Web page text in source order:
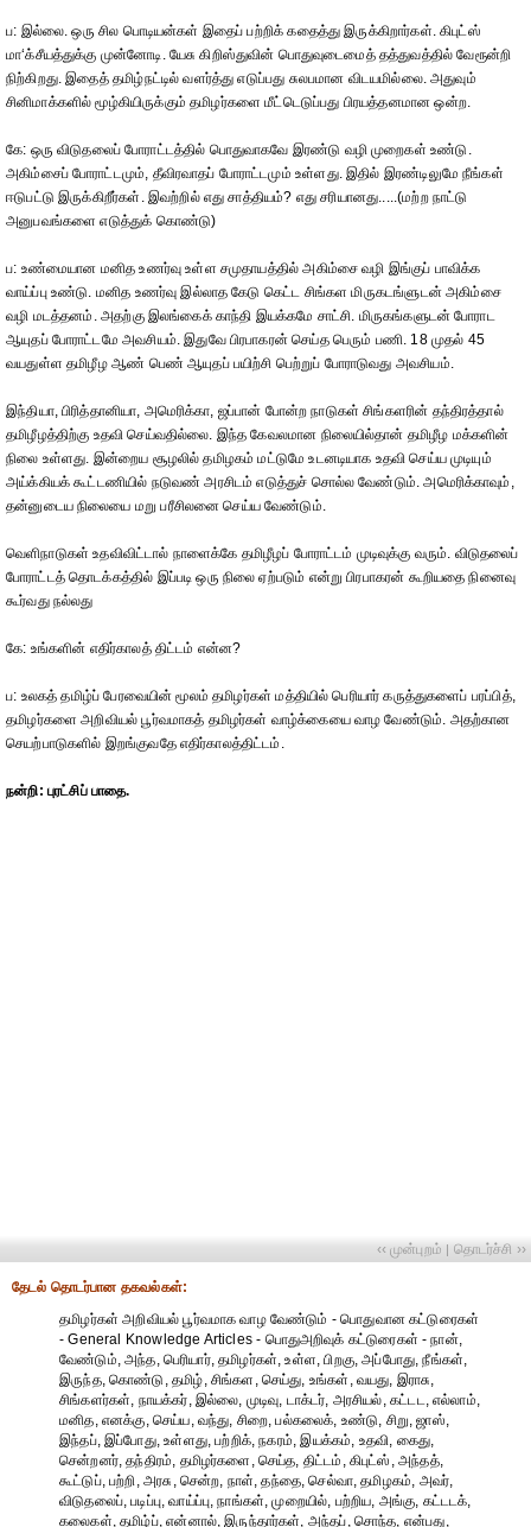
ப: இல்லை. ஒரு சில பொடியன்கள் இதைப் பற்றிக் கதைத்து இருக்கிறார்கள். கிபுட்ஸ்
மா‘க்சீயத்துக்கு முன்னோடி. யேசு கிறிஸ்துவின் பொதுவுடைமைத் தத்துவத்தில் வேரூன்றி
நிற்கிறது. இதைத் தமிழ்நட்டில் வளர்த்து எடுப்பது சுலபமான விடயமில்லை. அதுவும்
சினிமாக்களில் மூழ்கியிருக்கும் தமிழர்களை மீட்டெடுப்பது பிரயத்தனமான ஒன்ற.
கே: ஒரு விடுதலைப் போராட்டத்தில் பொதுவாகவே இரண்டு வழி முறைகள் உண்டு.
அகிம்சைப் போராட்டமும், தீவிரவாதப் போராட்டமும் உள்ளது. இதில் இரண்டிலுமே நீங்கள்
ஈடுபட்டு இருக்கிறீர்கள். இவற்றில் எது சாத்தியம்? எது சரியானது.....(மற்ற நாட்டு
அனுபவங்களை எடுத்துக் கொண்டு)
ப: உண்மையான மனித உணர்வு உள்ள சமுதாயத்தில் அகிம்சை வழி இங்குப் பாவிக்க
வாய்ப்பு உண்டு. மனித உணர்வு இல்லாத கேடு கெட்ட சிங்கள மிருகடங்ளுடன் அகிம்சை
வழி மடத்தனம். அதற்கு இலங்கைக் காந்தி இயக்கமே சாட்சி. மிருகங்களுடன் போராட
ஆயுதப் போராட்டமே அவசியம். இதுவே பிரபாகரன் செய்த பெரும் பணி. 18 முதல் 45
வயதுள்ள தமிழீழ ஆண் பெண் ஆயுதப் பயிற்சி பெற்றுப் போராடுவது அவசியம்.
இந்தியா, பிரித்தானியா, அமெரிக்கா, ஜப்பான் போன்ற நாடுகள் சிங்களரின் தந்திரத்தால்
தமிழீழத்திற்கு உதவி செய்வதில்லை. இந்த கேவலமான நிலையில்தான் தமிழீழ மக்களின்
நிலை உள்ளது. இன்றைய சூழலில் தமிழகம் மட்டுமே உடனடியாக உதவி செய்ய முடியும்
அய்க்கியக் கூட்டணியில் நடுவண் அரசிடம் எடுத்துச் சொல்ல வேண்டும். அமெரிக்காவும்,
தன்னுடைய நிலையை மறு பரீசிலனை செய்ய வேண்டும்.
வெளிநாடுகள் உதவிவிட்டால் நாளைக்கே தமிழீழப் போராட்டம் முடிவுக்கு வரும். விடுதலைப்
போராட்டத் தொடக்கத்தில் இப்படி ஒரு நிலை ஏற்படும் என்று பிரபாகரன் கூறியதை நினைவு
கூர்வது நல்லது
கே: உங்களின் எதிர்காலத் திட்டம் என்ன?
ப: உலகத் தமிழ்ப் பேரவையின் மூலம் தமிழர்கள் மத்தியில் பெரியார் கருத்துகளைப் பரப்பித்,
தமிழர்களை அறிவியல் பூர்வமாகத் தமிழர்கள் வாழ்க்கையை வாழ வேண்டும். அதற்கான
செயற்பாடுகளில் இறங்குவதே எதிர்காலத்திட்டம்.
நன்றி: புரட்சிப் பாதை.
‹‹ முன்புறம் | தொடர்ச்சி ››
தேட‌ல் தொட‌ர்பான தகவ‌ல்க‌ள்:
தமிழர்கள் அறிவியல் பூர்வமாக வாழ வேண்டும் - பொதுவான கட்டுரைகள்
- General Knowledge Articles - பொதுஅறிவுக் கட்டுரைகள் - நான்,
வேண்டும், அந்த, பெரியார், தமிழர்கள், உள்ள, பிறகு, அப்போது, நீங்கள்,
இருந்த, கொண்டு, தமிழ், சிங்கள, செய்து, உங்கள், வயது, இராசு,
சிங்களர்கள், நாயக்கர், இல்லை, முடிவு, டாக்டர், அரசியல், கட்டட, எல்லாம்,
மனித, எனக்கு, செய்ய, வந்து, சிறை, பல்கலைக், உண்டு, சிறு, ஜாஸ்,
இந்தப், இப்போது, உள்ளது, பற்றிக், நகரம், இயக்கம், உதவி, கைது,
சென்றனர், தந்திரம், தமிழர்களை, செய்த, திட்டம், கிபுட்ஸ், அந்தத்,
கூட்டுப், பற்றி, அரசு, சென்ற, நாள், தந்தை, செல்வா, தமிழகம், அவர்,
விடுதலைப், படிப்பு, வாய்ப்பு, நாங்கள், முறையில், பற்றிய, அங்கு, கட்டடக்,
கலைகள், தமிழ்ப், என்னால், இருந்தார்கள், அந்தப், சொந்த, என்பது,